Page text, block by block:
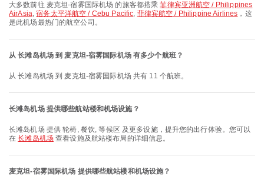
大多数前往 麦克坦-宿雾国际机场 的旅客都搭乘菲律宾亚洲航空 / Philippines
AirAsia,宿务太平洋航空 / Cebu Pacific, 菲律宾航空 / Philippine Airlines ，这
是此机场最热门的航空公司。
从 长滩岛机场 到 麦克坦-宿雾国际机场 有多少个航班？
从 长滩岛机场 到 麦克坦-宿雾国际机场 共有 11 个航班。
长滩岛机场 提供哪些航站楼和机场设施？
长滩岛机场 提供 轮椅, 餐饮, 等候区 及更多设施，提升您的出行体验。您可以
在长滩岛机场查看设施及航站楼布局的详细信息。
麦克坦-宿雾国际机场 提供哪些航站楼和机场设施？